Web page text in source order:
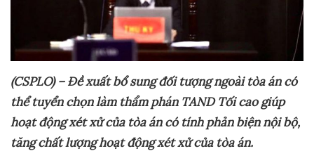
(CSPLO) – Đềxuất bổsung đối tượng ngoài tòa án có
thểtuyển chọn làm thẩm phán TAND Tối cao giúp
hoạt động xét xửcủa tòa án có tính phản biện nội bộ,
tăng chất lượng hoạt động xét xửcủa tòa án.